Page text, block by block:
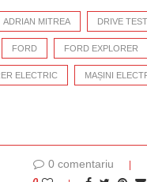
ADRIAN MITREA DRIVE TEST
FORD FORD EXPLORER
ELECTRIC MAȘINI
0 comentariu